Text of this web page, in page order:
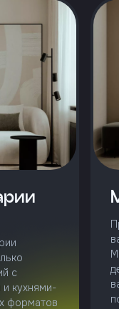
с
кухнями-
форматов